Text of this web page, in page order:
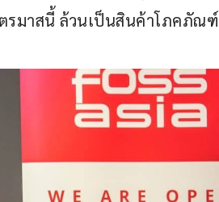
รมาสนี้ ล้วนเป็นสินค้าโภคภัณ